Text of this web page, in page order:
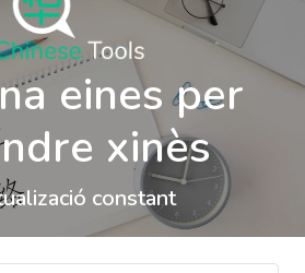
eines per
xinès
constant